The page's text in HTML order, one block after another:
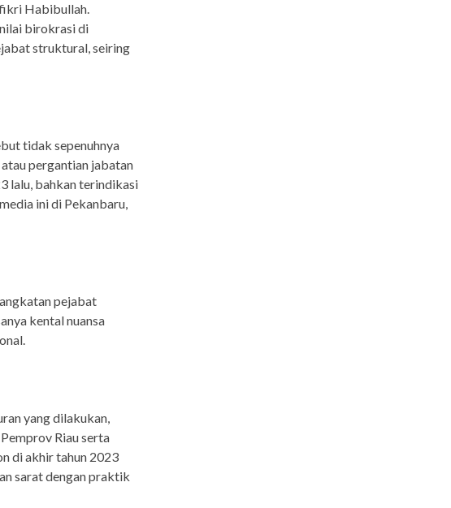
Habibullah.
birokrasi di
struktural, seiring
tidak sepenuhnya
pergantian jabatan
lalu, bahkan terindikasi
ini di Pekanbaru,
pejabat
kental nuansa
yang dilakukan,
Riau serta
di akhir tahun 2023
sarat dengan praktik